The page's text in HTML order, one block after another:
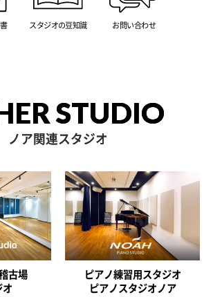
スタジオの豆知識 お問い合わせ
STUDIO
ノア関連スタジオ
古場
ピアノ練習用スタジオ
ピアノスタジオノア